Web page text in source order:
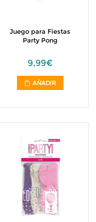
Juego para Fiestas
Party Pong
9,99€
AÑADIR